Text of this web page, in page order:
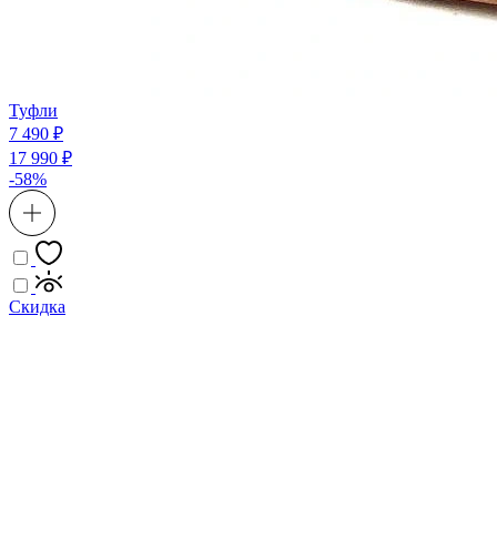
Туфли
7 490 ₽
17 990 ₽
-58%
Скидка